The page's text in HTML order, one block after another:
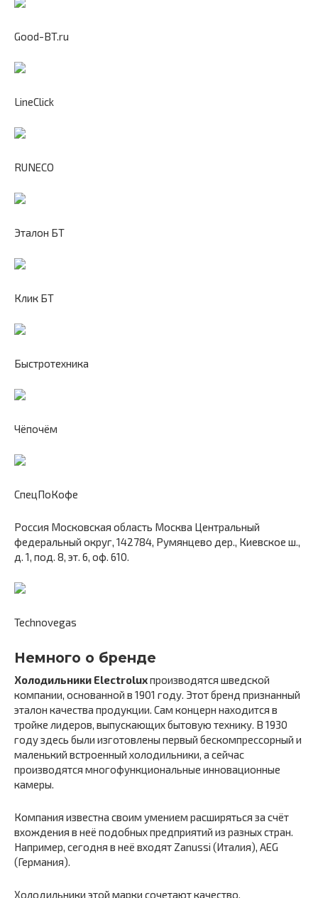
Good-BT.ru
LineClick
RUNECO
Эталон БТ
Клик БТ
Быстротехника
Чёпочём
СпецПоКофе
Россия Московская область Москва Центральный
федеральный округ, 142784, Румянцево дер., Киевское ш.,
д. 1, под. 8, эт. 6, оф. 610.
Technovegas
Немного о бренде
Холодильники Electroluxпроизводятся шведской
компании, основанной в 1901 году. Этот бренд признанный
эталон качества продукции. Сам концерн находится в
тройке лидеров, выпускающих бытовую технику. В 1930
году здесь были изготовлены первый бескомпрессорный и
маленький встроенный холодильники, а сейчас
производятся многофункциональные инновационные
камеры.
Компания известна своим умением расширяться за счёт
вхождения в неё подобных предприятий из разных стран.
Например, сегодня в неё входят Zanussi (Италия), AEG
(Германия).
Холодильники этой марки сочетают качество,